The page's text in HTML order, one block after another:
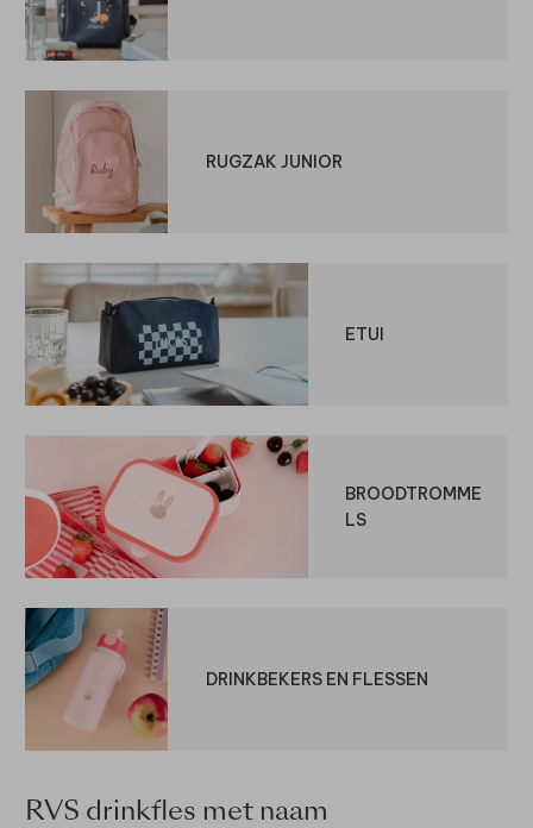
RUGZAK JUNIOR
ETUI
BROODTROMME
LS
DRINKBEKERS EN FLESSEN
RVS drinkfles met naam